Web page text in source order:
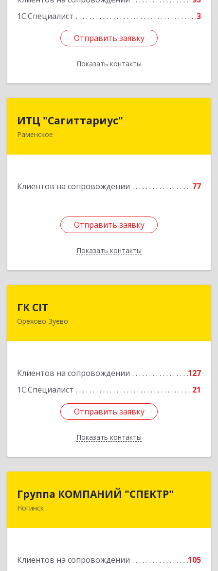
1С:Специалист
3
Отправить заявку
Показать контакты
Отправить заявку
Назад
ИТЦ "Сагиттариус"
Раменское
Клиентов на сопровождении 77
Отправить заявку
Показать контакты
Отправить заявку
Назад
ГК CIT
Орехово-Зуево
Клиентов на сопровождении
127
1С:Специалист
21
Отправить заявку
Показать контакты
142600, Московская обл, Орехово-Зуево г,
Подробнее
Отправить заявку
Назад
Группа КОМПАНИЙ "СПЕКТР"
Ногинск
Клиентов на сопровождении
105
Группа КОМПАНИЙ "СПЕКТР"
142400, Московская обл, г.о.Богородский,